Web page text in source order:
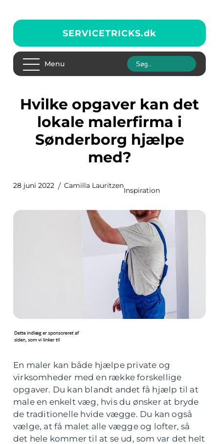
SERVICETRICKS.dk
Menu
Hvilke opgaver kan det
lokale malerfirma i
Sønderborg hjælpe
med?
28 juni 2022 Camilla Lauritzen
Inspiration
En maler kan både hjælpe private og
virksomheder med en række forskellige
opgaver. Du kan blandt andet få hjælp til at
male en enkelt væg, hvis du ønsker at bryde
de traditionelle hvide vægge. Du kan også
vælge, at få malet alle vægge og lofter, så
det hele kommer til at se ud, som var det helt